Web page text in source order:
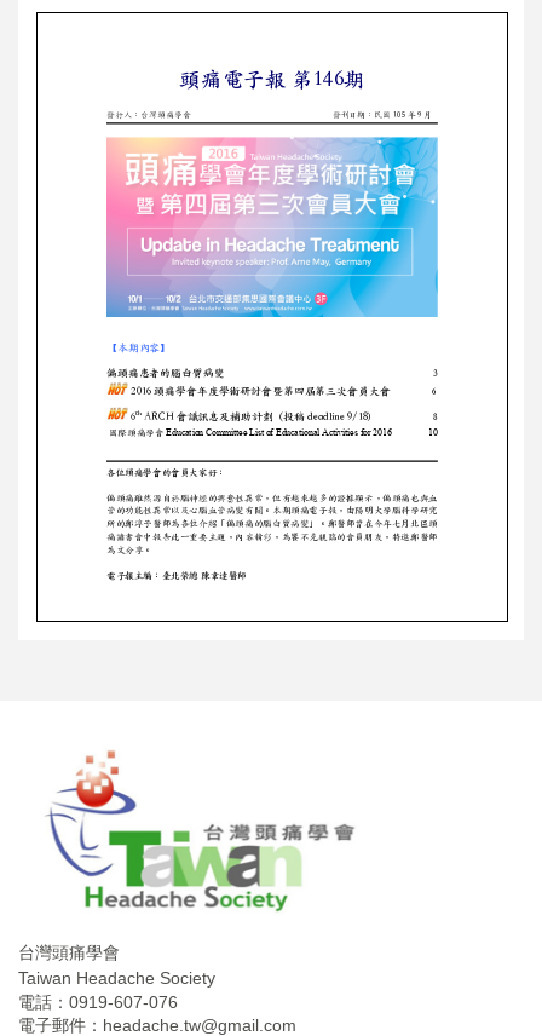
台灣頭痛學會
Taiwan Headache Society
電話：0919-607-076
電子郵件： headache.tw@gmail.com